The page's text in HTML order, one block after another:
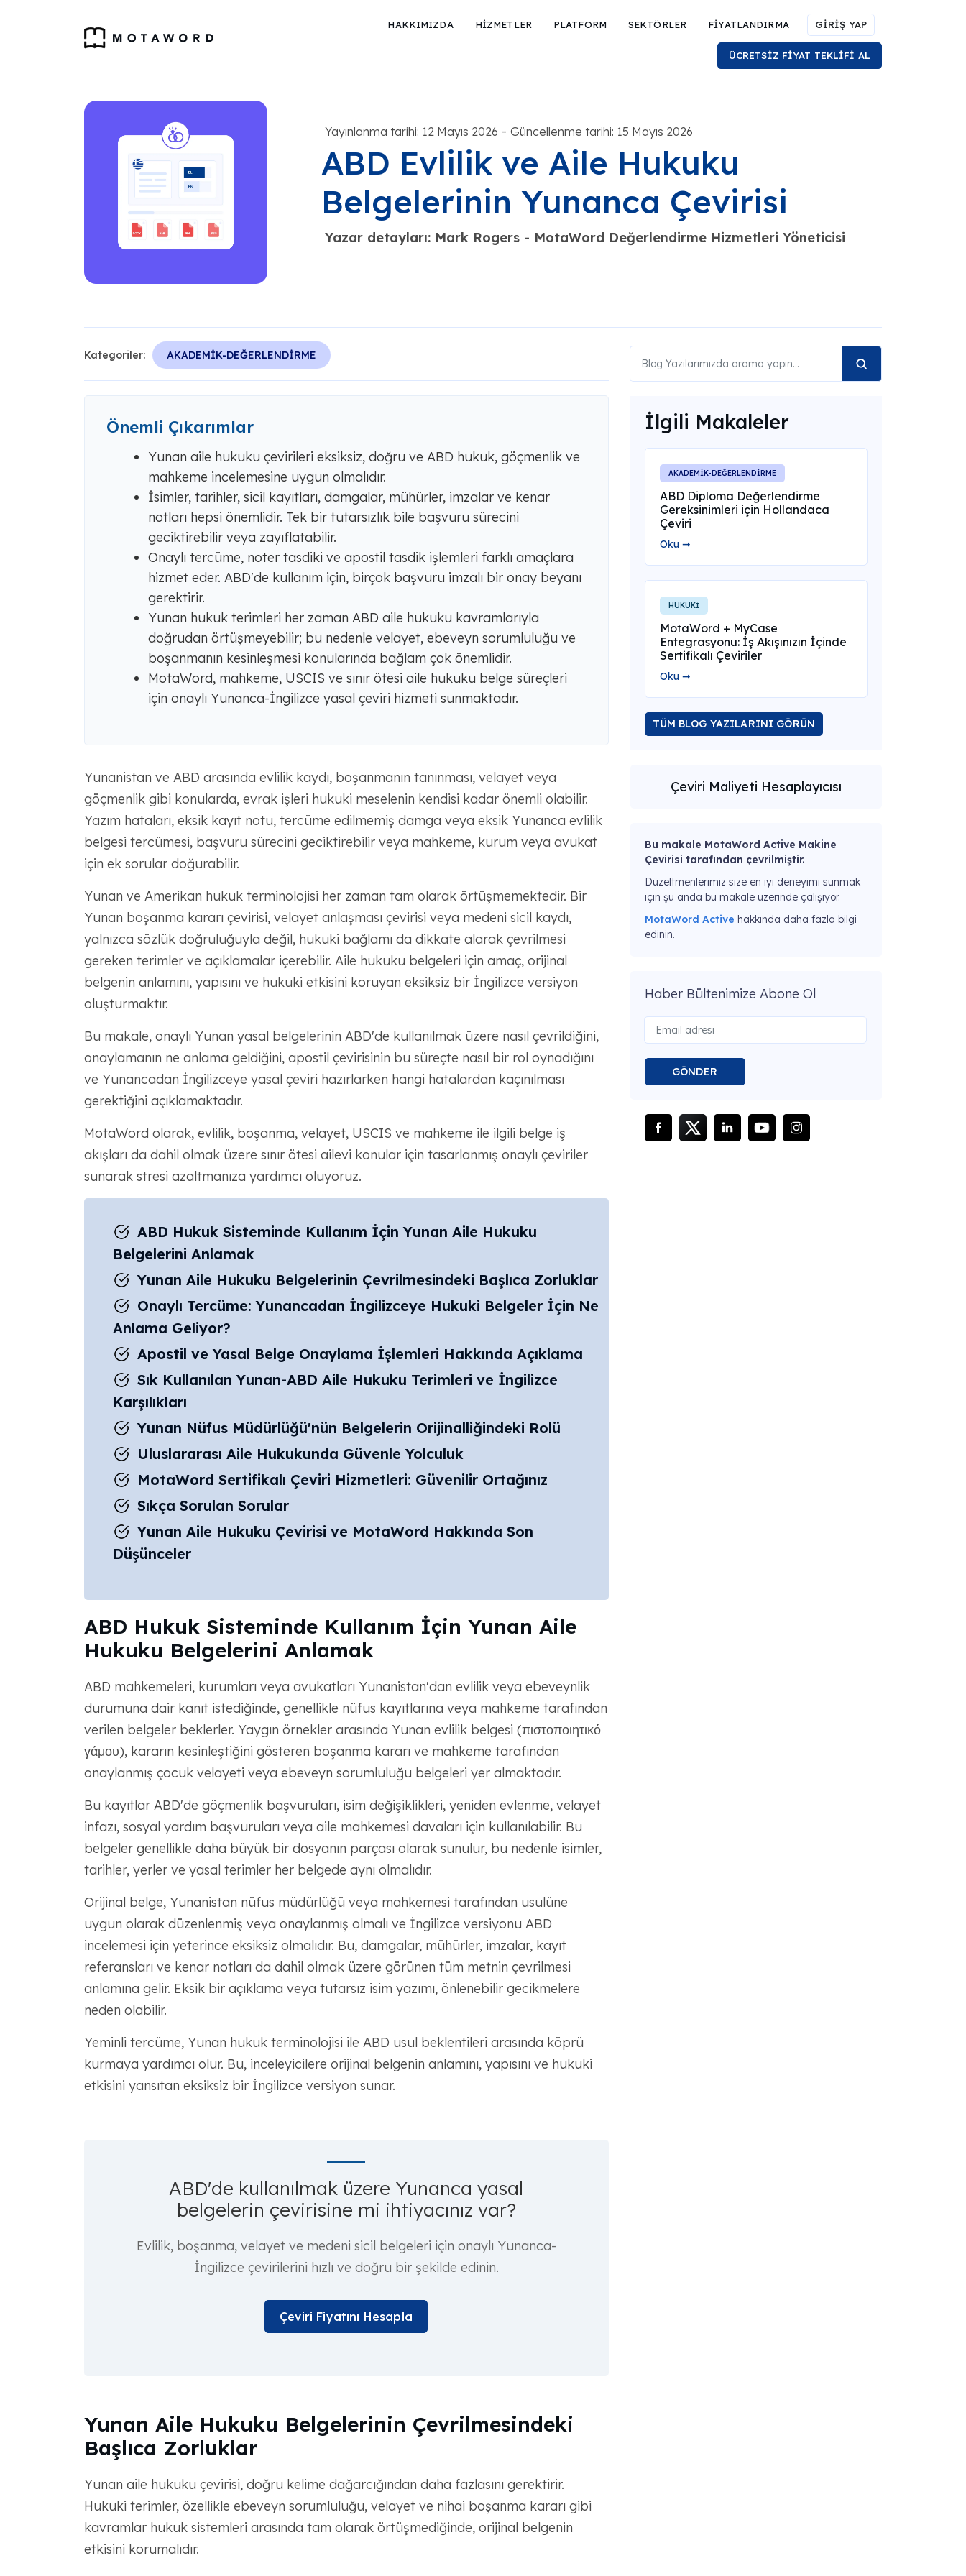
HAKKIMIZDA HİZMETLER PLATFORM SEKTÖRLER FİYATLANDIRMA GİRİŞ YAP
ÜCRETSİZ FİYAT TEKLİFİ AL
Yayınlanma tarihi: 12 Mayıs 2026 - Güncellenme tarihi: 15 Mayıs 2026
ABD Evlilik ve Aile Hukuku
Belgelerinin Yunanca Çevirisi
Yazar detayları: Mark Rogers - MotaWord Değerlendirme Hizmetleri Yöneticisi
Kategoriler: AKADEMİK-DEĞERLENDİRME
Önemli Çıkarımlar
Yunan aile hukuku çevirileri eksiksiz, doğru ve ABD hukuk, göçmenlik ve
mahkeme incelemesine uygun olmalıdır.
İsimler, tarihler, sicil kayıtları, damgalar, mühürler, imzalar ve kenar
notları hepsi önemlidir. Tek bir tutarsızlık bile başvuru sürecini
geciktirebilir veya zayıflatabilir.
Onaylı tercüme, noter tasdiki ve apostil tasdik işlemleri farklı amaçlara
hizmet eder. ABD'de kullanım için, birçok başvuru imzalı bir onay beyanı
gerektirir.
Yunan hukuk terimleri her zaman ABD aile hukuku kavramlarıyla
doğrudan örtüşmeyebilir; bu nedenle velayet, ebeveyn sorumluluğu ve
boşanmanın kesinleşmesi konularında bağlam çok önemlidir.
MotaWord, mahkeme, USCIS ve sınır ötesi aile hukuku belge süreçleri
için onaylı Yunanca-İngilizce yasal çeviri hizmeti sunmaktadır.
Yunanistan ve ABD arasında evlilik kaydı, boşanmanın tanınması, velayet veya
göçmenlik gibi konularda, evrak işleri hukuki meselenin kendisi kadar önemli olabilir.
Yazım hataları, eksik kayıt notu, tercüme edilmemiş damga veya eksik Yunanca evlilik
belgesi tercümesi, başvuru sürecini geciktirebilir veya mahkeme, kurum veya avukat
için ek sorular doğurabilir.
Yunan ve Amerikan hukuk terminolojisi her zaman tam olarak örtüşmemektedir. Bir
Yunan boşanma kararı çevirisi, velayet anlaşması çevirisi veya medeni sicil kaydı,
yalnızca sözlük doğruluğuyla değil, hukuki bağlamı da dikkate alarak çevrilmesi
gereken terimler ve açıklamalar içerebilir. Aile hukuku belgeleri için amaç, orijinal
belgenin anlamını, yapısını ve hukuki etkisini koruyan eksiksiz bir İngilizce versiyon
oluşturmaktır.
Bu makale, onaylı Yunan yasal belgelerinin ABD'de kullanılmak üzere nasıl çevrildiğini,
onaylamanın ne anlama geldiğini, apostil çevirisinin bu süreçte nasıl bir rol oynadığını
ve Yunancadan İngilizceye yasal çeviri hazırlarken hangi hatalardan kaçınılması
gerektiğini açıklamaktadır.
MotaWord olarak, evlilik, boşanma, velayet, USCIS ve mahkeme ile ilgili belge iş
akışları da dahil olmak üzere sınır ötesi ailevi konular için tasarlanmış onaylı çeviriler
sunarak stresi azaltmanıza yardımcı oluyoruz.
ABD Hukuk Sisteminde Kullanım İçin Yunan Aile Hukuku
Belgelerini Anlamak
Yunan Aile Hukuku Belgelerinin Çevrilmesindeki Başlıca Zorluklar
Onaylı Tercüme: Yunancadan İngilizceye Hukuki Belgeler İçin Ne
Anlama Geliyor?
Apostil ve Yasal Belge Onaylama İşlemleri Hakkında Açıklama
Sık Kullanılan Yunan-ABD Aile Hukuku Terimleri ve İngilizce
Karşılıkları
Yunan Nüfus Müdürlüğü'nün Belgelerin Orijinalliğindeki Rolü
Uluslararası Aile Hukukunda Güvenle Yolculuk
MotaWord Sertifikalı Çeviri Hizmetleri: Güvenilir Ortağınız
Sıkça Sorulan Sorular
Yunan Aile Hukuku Çevirisi ve MotaWord Hakkında Son
Düşünceler
ABD Hukuk Sisteminde Kullanım İçin Yunan Aile
Hukuku Belgelerini Anlamak
ABD mahkemeleri, kurumları veya avukatları Yunanistan'dan evlilik veya ebeveynlik
durumuna dair kanıt istediğinde, genellikle nüfus kayıtlarına veya mahkeme tarafından
verilen belgeler beklerler. Yaygın örnekler arasında Yunan evlilik belgesi (πιστοποιητικό
γάμου), kararın kesinleştiğini gösteren boşanma kararı ve mahkeme tarafından
onaylanmış çocuk velayeti veya ebeveyn sorumluluğu belgeleri yer almaktadır.
Bu kayıtlar ABD'de göçmenlik başvuruları, isim değişiklikleri, yeniden evlenme, velayet
infazı, sosyal yardım başvuruları veya aile mahkemesi davaları için kullanılabilir. Bu
belgeler genellikle daha büyük bir dosyanın parçası olarak sunulur, bu nedenle isimler,
tarihler, yerler ve yasal terimler her belgede aynı olmalıdır.
Orijinal belge, Yunanistan nüfus müdürlüğü veya mahkemesi tarafından usulüne
uygun olarak düzenlenmiş veya onaylanmış olmalı ve İngilizce versiyonu ABD
incelemesi için yeterince eksiksiz olmalıdır. Bu, damgalar, mühürler, imzalar, kayıt
referansları ve kenar notları da dahil olmak üzere görünen tüm metnin çevrilmesi
anlamına gelir. Eksik bir açıklama veya tutarsız isim yazımı, önlenebilir gecikmelere
neden olabilir.
Yeminli tercüme, Yunan hukuk terminolojisi ile ABD usul beklentileri arasında köprü
kurmaya yardımcı olur. Bu, inceleyicilere orijinal belgenin anlamını, yapısını ve hukuki
etkisini yansıtan eksiksiz bir İngilizce versiyon sunar.
ABD'de kullanılmak üzere Yunanca yasal
belgelerin çevirisine mi ihtiyacınız var?
Evlilik, boşanma, velayet ve medeni sicil belgeleri için onaylı Yunanca-
İngilizce çevirilerini hızlı ve doğru bir şekilde edinin.
Çeviri Fiyatını Hesapla
Yunan Aile Hukuku Belgelerinin Çevrilmesindeki
Başlıca Zorluklar
Yunan aile hukuku çevirisi, doğru kelime dağarcığından daha fazlasını gerektirir.
Hukuki terimler, özellikle ebeveyn sorumluluğu, velayet ve nihai boşanma kararı gibi
kavramlar hukuk sistemleri arasında tam olarak örtüşmediğinde, orijinal belgenin
etkisini korumalıdır.
İlgili Makaleler
AKADEMİK-DEĞERLENDİRME
ABD Diploma Değerlendirme
Gereksinimleri için Hollandaca
Çeviri
Oku ➞
HUKUKİ
MotaWord + MyCase
Entegrasyonu: İş Akışınızın İçinde
Sertifikalı Çeviriler
Oku ➞
TÜM BLOG YAZILARINI GÖRÜN
Çeviri Maliyeti Hesaplayıcısı
Bu makale MotaWord Active Makine
Çevirisi tarafından çevrilmiştir.
Düzeltmenlerimiz size en iyi deneyimi sunmak
için şu anda bu makale üzerinde çalışıyor.
MotaWord Active hakkında daha fazla bilgi
edinin.
Haber Bültenimize Abone Ol
GÖNDER